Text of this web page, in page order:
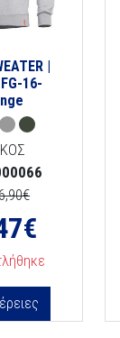
|
16-
€